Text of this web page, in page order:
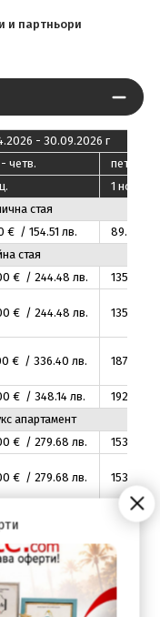
и партньори
- 30.09.2026 г
четв.
пeт. -
1 нощ.
стая
€ / 154.51 лв. 89.00
стая
€ / 244.48 лв. 135
€ / 244.48 лв. 135
€ / 336.40 лв. 187
€ / 348.14лв. 192
апартамент
€ / 279.68 лв. 153
€ / 279.68 лв. 153
€ / 371 .00
€ / 383.34лв. 210
с джакузи
€ / 299.24лв.